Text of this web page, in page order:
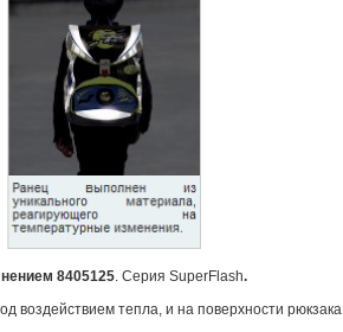
8405125. Cерия SuperFlash.
воздействием тепла, и на поверхности рюкзака